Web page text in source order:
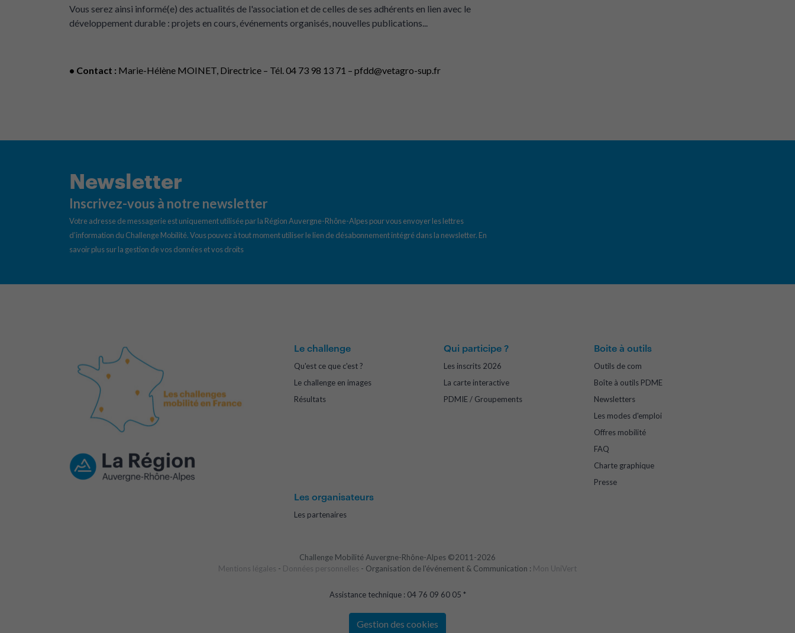
Vous serez ainsi informé(e) des actualités de l'association et de celles de ses adhérents en lien avec le
développement durable : projets en cours, événements organisés, nouvelles publications...
• Contact : Marie-Hélène MOINET, Directrice – Tél. 04 73 98 13 71 – pfdd@vetagro-sup.fr
Newsletter
Inscrivez-vous à notre newsletter
Votre adresse de messagerie est uniquement utilisée par la Région Auvergne-Rhône-Alpes pour vous envoyer les lettres
d’information du Challenge Mobilité. Vous pouvez à tout moment utiliser le lien de désabonnement intégré dans la newsletter. En
savoir plus sur la gestion de vos données et vos droits
Le challenge
Qu'est ce que c'est ?
Le challenge en images
Résultats
Qui participe ?
Les inscrits 2026
La carte interactive
PDMIE / Groupements
Boite à outils
Outils de com
Boîte à outils PDME
Newsletters
Les modes d'emploi
Offres mobilité
FAQ
Charte graphique
Presse
Les organisateurs
Les partenaires
Challenge Mobilité Auvergne-Rhône-Alpes ©2011-2026
Mentions légales - Données personnelles - Organisation de l'événement & Communication : Mon UniVert
Assistance technique : 04 76 09 60 05 *
Gestion des cookies